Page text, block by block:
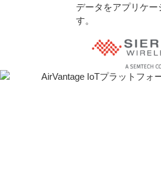
データをアプリケー
す。